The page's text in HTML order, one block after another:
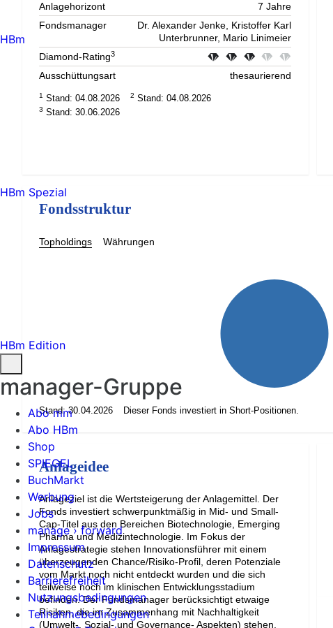
Anlagehorizont
7 Jahre
Fondsmanager
Dr. Alexander Jenke, Kristoffer Karl
Unterbrunner, Mario Linimeier
Diamond-Rating3
Ausschüttungsart thesaurierend
1 Stand: 04.08.2026 2 Stand: 04.08.2026
3 Stand: 30.06.2026
Fondsstruktur
Topholdings Währungen
Stand: 30.04.2026 Dieser Fonds investiert in Short-Positionen.
Anlageidee
Anlageziel ist die Wertsteigerung der Anlagemittel. Der
Fonds investiert schwerpunktmäßig in Mid- und Small-
Cap-Titel aus den Bereichen Biotechnologie, Emerging
Pharma und Medizintechnologie. Im Fokus der
Anlagestrategie stehen Innovationsführer mit einem
überzeugenden Chance/Risiko-Profil, deren Potenziale
vom Markt noch nicht entdeckt wurden und die sich
teilweise noch im klinischen Entwicklungsstadium
befinden. Der Fondsmanager berücksichtigt etwaige
Risiken, die im Zusammenhang mit Nachhaltigkeit
(Umwelt-, Sozial- und Governance- Aspekten) stehen.
HBm
HBm Spezial
HBm Edition
manager-Gruppe
Abo mm
Abo HBm
Shop
SPIEGEL
BuchMarkt
Werbung
Jobs
manage › forward
Impressum
Datenschutz
Barrierefreiheit
Nutzungsbedingungen
Teilnahmebedingungen